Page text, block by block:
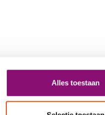
Alles toestaan